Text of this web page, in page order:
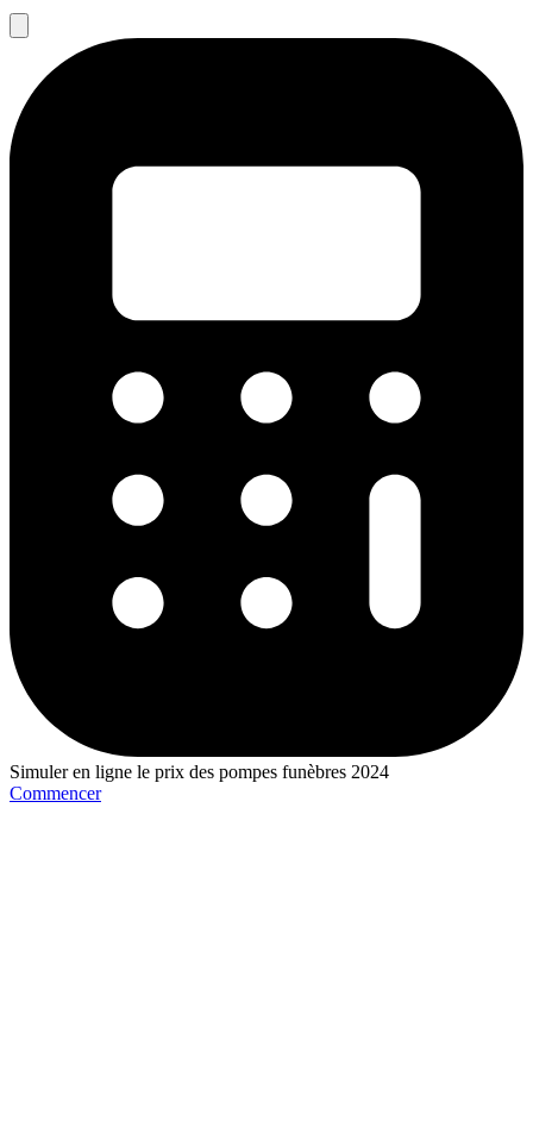
Simuler en ligne le prix des pompes funèbres 2024
Commencer